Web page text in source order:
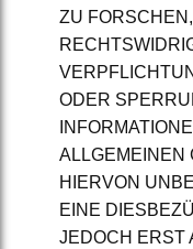
ZU
ODER
ALLGEMEINEN
HIERVON
EINE
JEDOCH ERST